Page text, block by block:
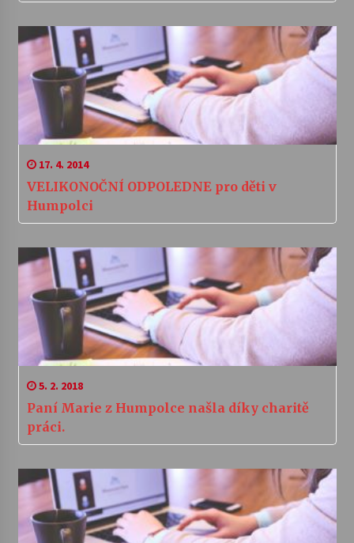
17. 4. 2014
VELIKONOČNÍ ODPOLEDNE pro děti v
Humpolci
5. 2. 2018
Paní Marie z Humpolce našla díky charitě
práci.